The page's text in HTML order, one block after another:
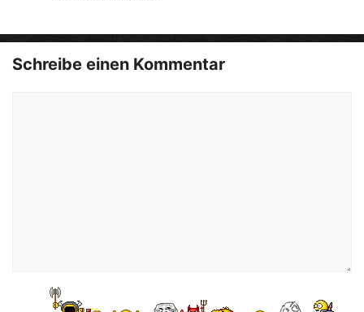
d
Schreibe einen Kommentar